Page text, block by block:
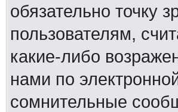
обязательно точку
пользователям,
какие-либо
нами по
сомнительные